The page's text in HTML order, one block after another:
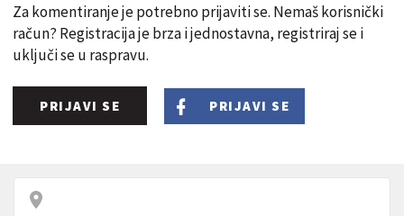
Za komentiranje je potrebno prijaviti se. Nemaš korisnički
račun? Registracija je brza i jednostavna, registriraj se i
uključi se u raspravu.
PRIJAVI SE PRIJAVI SE